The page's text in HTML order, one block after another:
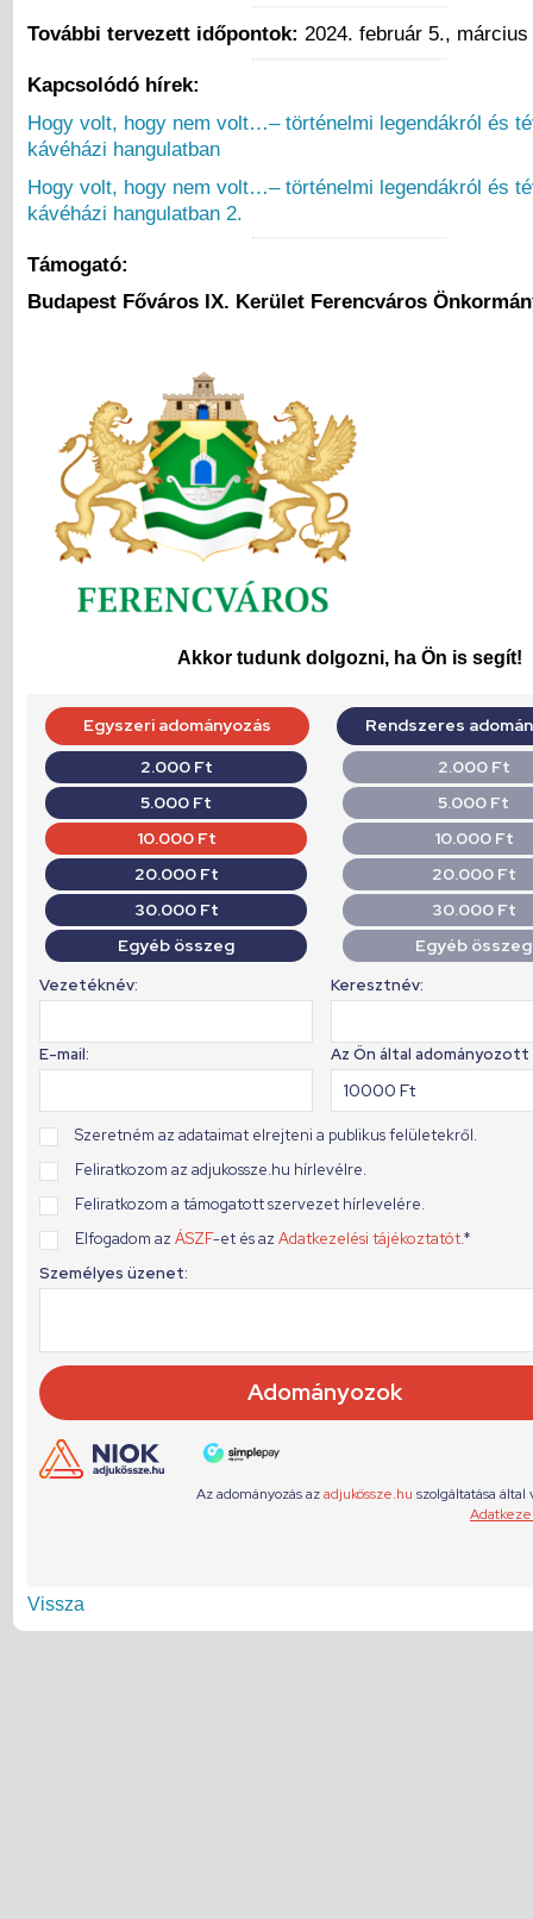
További tervezett időpontok: 2024. február 5., március
Kapcsolódó hírek:
Hogy volt, hogy nem volt…– történelmi legendákról és
kávéházi hangulatban
Hogy volt, hogy nem volt…– történelmi legendákról és
kávéházi hangulatban 2.
Támogató:
Budapest Főváros IX. Kerület Ferencváros
Akkor tudunk dolgozni, ha Ön is segít!
Vissza